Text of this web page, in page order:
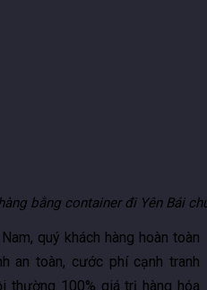
bằng container đi Yên Bái
quý khách hàng hoàn toàn
an toàn, cước phí cạnh tranh
thường 100% giá trị hàng hóa